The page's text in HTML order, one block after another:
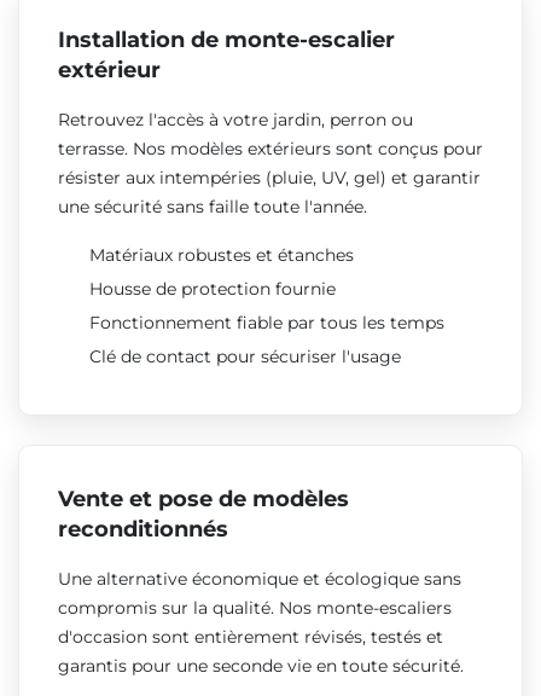
Installation de monte-escalier
extérieur
Retrouvez l'accès à votre jardin, perron ou
terrasse. Nos modèles extérieurs sont conçus pour
résister aux intempéries (pluie, UV, gel) et garantir
une sécurité sans faille toute l'année.
Matériaux robustes et étanches
Housse de protection fournie
Fonctionnement fiable par tous les temps
Clé de contact pour sécuriser l'usage
Vente et pose de modèles
reconditionnés
Une alternative économique et écologique sans
compromis sur la qualité. Nos monte-escaliers
d'occasion sont entièrement révisés, testés et
garantis pour une seconde vie en toute sécurité.